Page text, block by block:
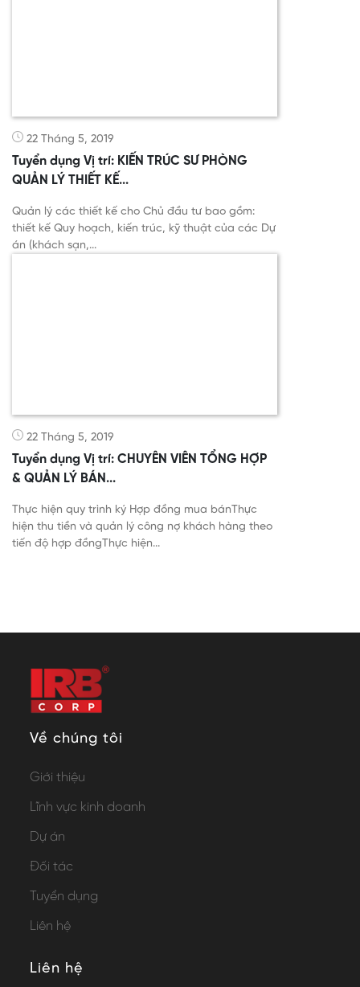
22 Tháng 5, 2019
Tuyển dụng Vị trí: KIẾN TRÚC SƯ PHÒNG
QUẢN LÝ THIẾT KẾ...
Quản lý các thiết kế cho Chủ đầu tư bao gồm:
thiết kế Quy hoạch, kiến trúc, kỹ thuật của các Dự
án (khách sạn,...
22 Tháng 5, 2019
Tuyển dụng Vị trí: CHUYÊN VIÊN TỔNG HỢP
& QUẢN LÝ BÁN...
Thực hiện quy trình ký Hợp đồng mua bánThực
hiện thu tiền và quản lý công nợ khách hàng theo
tiến độ hợp đồngThực hiện...
Về chúng tôi
Giới thiệu
Lĩnh vực kinh doanh
Dự án
Đối tác
Tuyển dụng
Liên hệ
Liên hệ